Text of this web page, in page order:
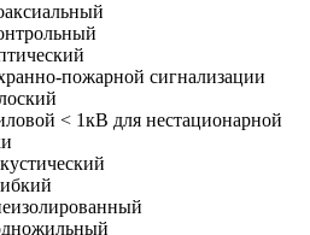
пожарной сигнализации
< 1кВ для нестационарной